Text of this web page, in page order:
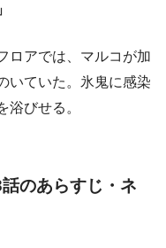
ロアでは、マルコが加
いていた。氷鬼に感染
浴びせる。
のあらすじ・ネ